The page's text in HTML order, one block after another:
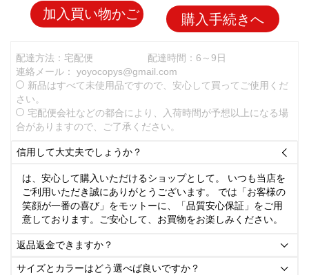
加入買い物かご 購入手続きへ
配達方法：宅配便
配達時間：6～9日
連絡メール： yoyocopys@gmail.com
新品はすべて未使用品ですので、安心して買ってご使用くだ
さい。
宅配便会社などの都合により、入荷時間が予想以上になる場
合がありますので、ご了承ください。
信用して大丈夫でしょうか？ 
は、安心して購入いただけるショップとして。 いつも当店を
ご利用いただき誠にありがとうございます。 では「お客様の
笑顔が一番の喜び」をモットーに、「品質安心保証」をご用
意しております。ご安心して、お買物をお楽しみください。
返品返金できますか？ 
サイズとカラーはどう選べば良いですか？ 